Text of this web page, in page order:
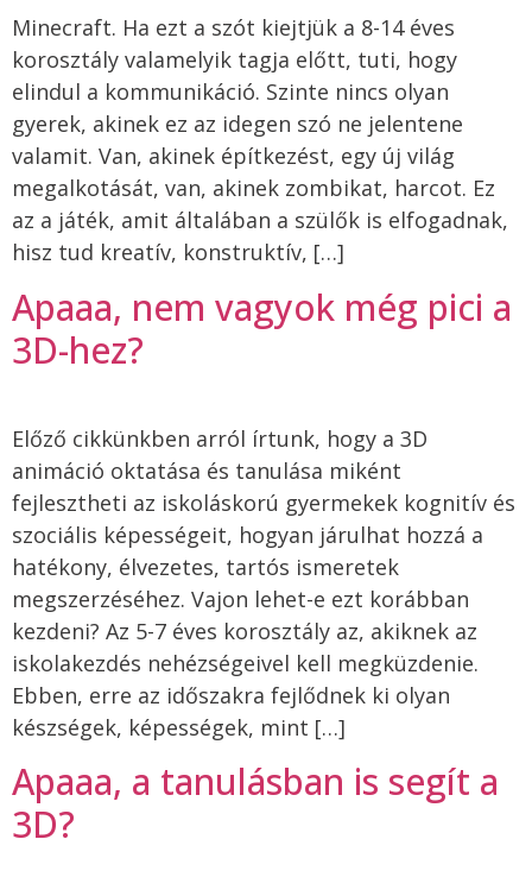
Minecraft. Ha ezt a szót kiejtjük a 8-14 éves
korosztály valamelyik tagja előtt, tuti, hogy
elindul a kommunikáció. Szinte nincs olyan
gyerek, akinek ez az idegen szó ne jelentene
valamit. Van, akinek építkezést, egy új világ
megalkotását, van, akinek zombikat, harcot. Ez
az a játék, amit általában a szülők is elfogadnak,
hisz tud kreatív, konstruktív, […]
Apaaa, nem vagyok még pici a
3D-hez?
Előző cikkünkben arról írtunk, hogy a 3D
animáció oktatása és tanulása miként
fejlesztheti az iskoláskorú gyermekek kognitív és
szociális képességeit, hogyan járulhat hozzá a
hatékony, élvezetes, tartós ismeretek
megszerzéséhez. Vajon lehet-e ezt korábban
kezdeni? Az 5-7 éves korosztály az, akiknek az
iskolakezdés nehézségeivel kell megküzdenie.
Ebben, erre az időszakra fejlődnek ki olyan
készségek, képességek, mint […]
Apaaa, a tanulásban is segít a
3D?